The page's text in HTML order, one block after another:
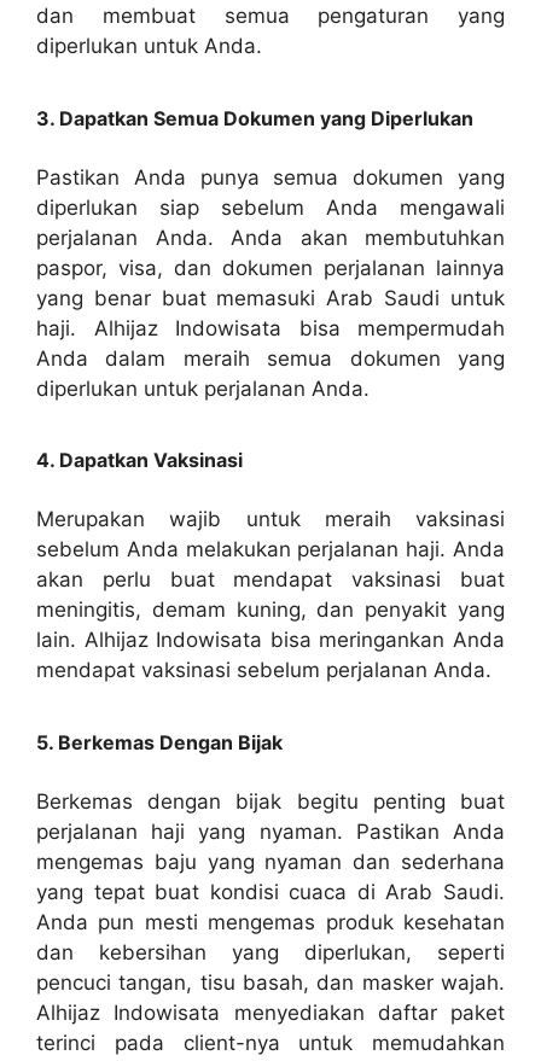
dan membuat semua pengaturan yang
diperlukan untuk Anda.
3. Dapatkan Semua Dokumen yang Diperlukan
Pastikan Anda punya semua dokumen yang
diperlukan siap sebelum Anda mengawali
perjalanan Anda. Anda akan membutuhkan
paspor, visa, dan dokumen perjalanan lainnya
yang benar buat memasuki Arab Saudi untuk
haji. Alhijaz Indowisata bisa mempermudah
Anda dalam meraih semua dokumen yang
diperlukan untuk perjalanan Anda.
4. Dapatkan Vaksinasi
Merupakan wajib untuk meraih vaksinasi
sebelum Anda melakukan perjalanan haji. Anda
akan perlu buat mendapat vaksinasi buat
meningitis, demam kuning, dan penyakit yang
lain. Alhijaz Indowisata bisa meringankan Anda
mendapat vaksinasi sebelum perjalanan Anda.
5. Berkemas Dengan Bijak
Berkemas dengan bijak begitu penting buat
perjalanan haji yang nyaman. Pastikan Anda
mengemas baju yang nyaman dan sederhana
yang tepat buat kondisi cuaca di Arab Saudi.
Anda pun mesti mengemas produk kesehatan
dan kebersihan yang diperlukan, seperti
pencuci tangan, tisu basah, dan masker wajah.
Alhijaz Indowisata menyediakan daftar paket
terinci pada client-nya untuk memudahkan